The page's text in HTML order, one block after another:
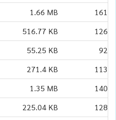
1.66 MB 161
516.77 KB 126
55.25 KB 92
271.4 KB 113
1.35 MB 140
225.04 KB 128